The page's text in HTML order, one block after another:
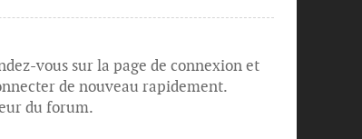
vous sur la page de connexion et
de nouveau rapidement.
du forum.